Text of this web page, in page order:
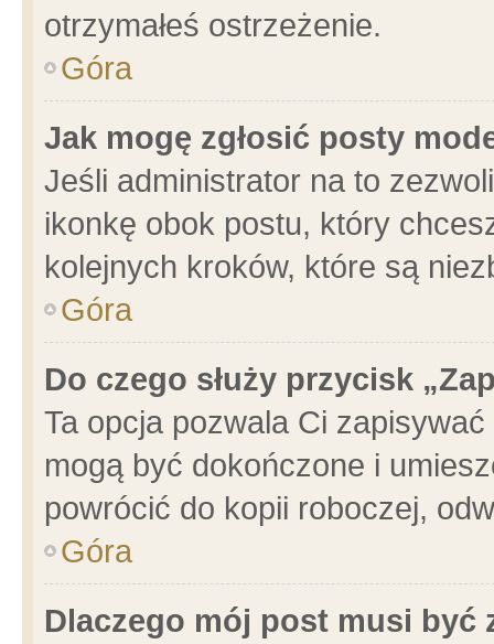
otrzymałeś ostrzeżenie.
Góra
Jak mogę zgłosić posty
Jeśli administrator na to
ikonkę obok postu, który
kolejnych kroków, które są
Góra
Do czego służy przycisk
Ta opcja pozwala Ci
mogą być dokończone i
powrócić do kopii roboczej,
Góra
Dlaczego mój post musi być